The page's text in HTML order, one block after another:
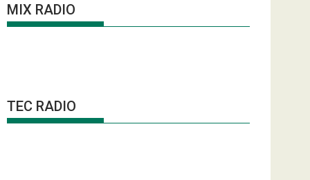
MIX RADIO
TEC RADIO